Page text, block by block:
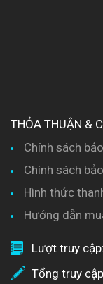
THỎA THUẬN &
Chính sách
Chính sách
Hình thức
Hướng dẫn
Lượt truy cập:
Tổng truy